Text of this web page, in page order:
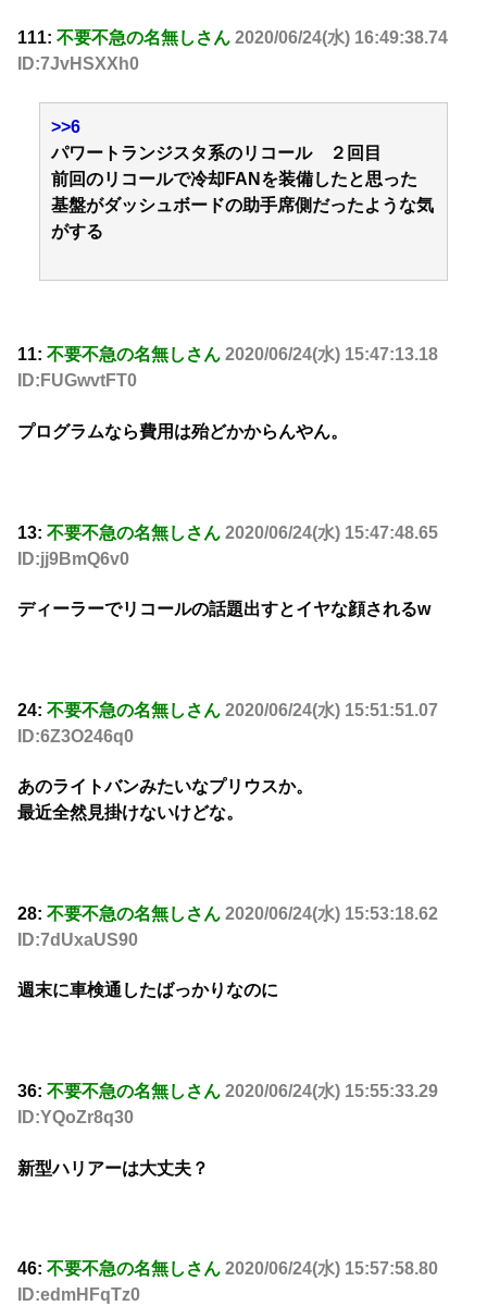
111: 不要不急の名無しさん 2020/06/24(水) 16:49:38.74
ID:7JvHSXXh0
>>6
パワートランジスタ系のリコール ２回目
前回のリコールで冷却FANを装備したと思った
基盤がダッシュボードの助手席側だったような気
がする
11: 不要不急の名無しさん 2020/06/24(水) 15:47:13.18
ID:FUGwvtFT0
プログラムなら費用は殆どかからんやん。
13: 不要不急の名無しさん 2020/06/24(水) 15:47:48.65
ID:jj9BmQ6v0
ディーラーでリコールの話題出すとイヤな顔されるw
24: 不要不急の名無しさん 2020/06/24(水) 15:51:51.07
ID:6Z3O246q0
あのライトバンみたいなプリウスか。
最近全然見掛けないけどな。
28: 不要不急の名無しさん 2020/06/24(水) 15:53:18.62
ID:7dUxaUS90
週末に車検通したばっかりなのに
36: 不要不急の名無しさん 2020/06/24(水) 15:55:33.29
ID:YQoZr8q30
新型ハリアーは大丈夫？
46: 不要不急の名無しさん 2020/06/24(水) 15:57:58.80
ID:edmHFqTz0